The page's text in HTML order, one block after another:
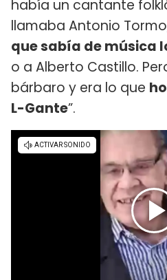
había un cantante
llamaba Antonio
que sabía de música
o a Alberto Castillo.
bárbaro y era lo que
L-Gante”.